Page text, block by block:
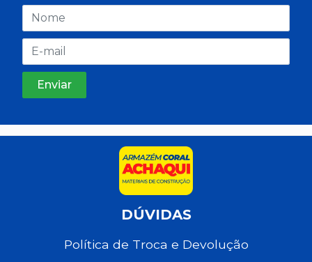
DÚVIDAS
Política de Troca e Devolução